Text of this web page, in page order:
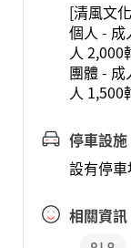
[清風文
個人 - 成
人 2,000
團體 -
人 1,500
停車設施
設有停車
相關資訊